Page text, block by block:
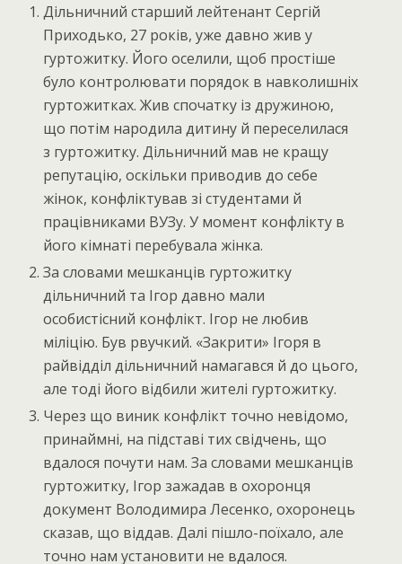
Дільничний старший лейтенант Сергій
Приходько, 27 років, уже давно жив у
гуртожитку. Його оселили, щоб простіше
було контролювати порядок в навколишніх
гуртожитках. Жив спочатку із дружиною,
що потім народила дитину й переселилася
з гуртожитку. Дільничний мав не кращу
репутацію, оскільки приводив до себе
жінок, конфліктував зі студентами й
працівниками ВУЗу. У момент конфлікту в
його кімнаті перебувала жінка.
За словами мешканців гуртожитку
дільничний та Ігор давно мали
особистісний конфлікт. Ігор не любив
міліцію. Був рвучкий. «Закрити» Ігоря в
райвідділ дільничний намагався й до цього,
але тоді його відбили жителі гуртожитку.
Через що виник конфлікт точно невідомо,
принаймні, на підставі тих свідчень, що
вдалося почути нам. За словами мешканців
гуртожитку, Ігор зажадав в охоронця
документ Володимира Лесенко, охоронець
сказав, що віддав. Далі пішло-поїхало, але
точно нам установити не вдалося.